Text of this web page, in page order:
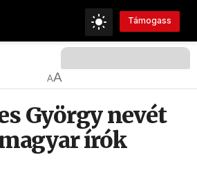
Támogass
AA
György nevét
írók